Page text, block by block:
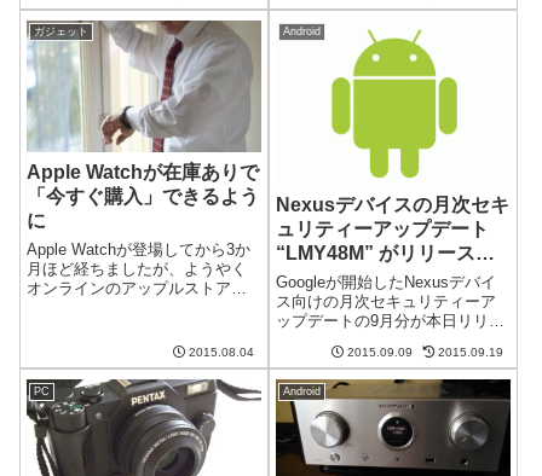
ということがあります。最近だ
と、SONYのSongPa...
ガジェット
Apple Watchが在庫ありで
「今すぐ購入」できるよう
に
Apple Watchが登場してから3か
月ほど経ちましたが、ようやく
オンラインのアップルストアで
でも店頭販売がスタートしたよ
うです。これでまた普及に拍車
がかかるのでしょうか？あるい
は在...
2015.08.04
Android
Nexusデバイスの月次セキ
ュリティーアップデート
“LMY48M” がリリース予
定
Googleが開始したNexusデバイ
ス向けの月次セキュリティーア
ップデートの9月分が本日リリー
ド番号は "LMY48M" になるそう
です。セキュリティーの向上と
軽微なバグの修正9To5Googleに
よると、LM...
2015.09.09 2015.09.19
PC Android